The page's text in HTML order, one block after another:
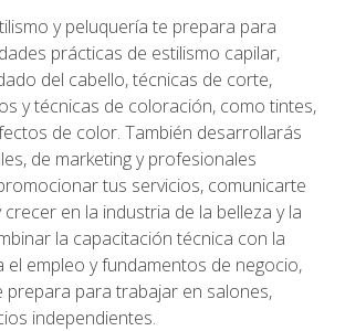
y peluquería te prepara para
prácticas de estilismo capilar,
del cabello, técnicas de corte,
y técnicas de coloración, como tintes,
de color. También desarrollarás
de marketing y profesionales
tus servicios, comunicarte
en la industria de la belleza y la
la capacitación técnica con la
el empleo y fundamentos de negocio,
prepara para trabajar en salones,
independientes.